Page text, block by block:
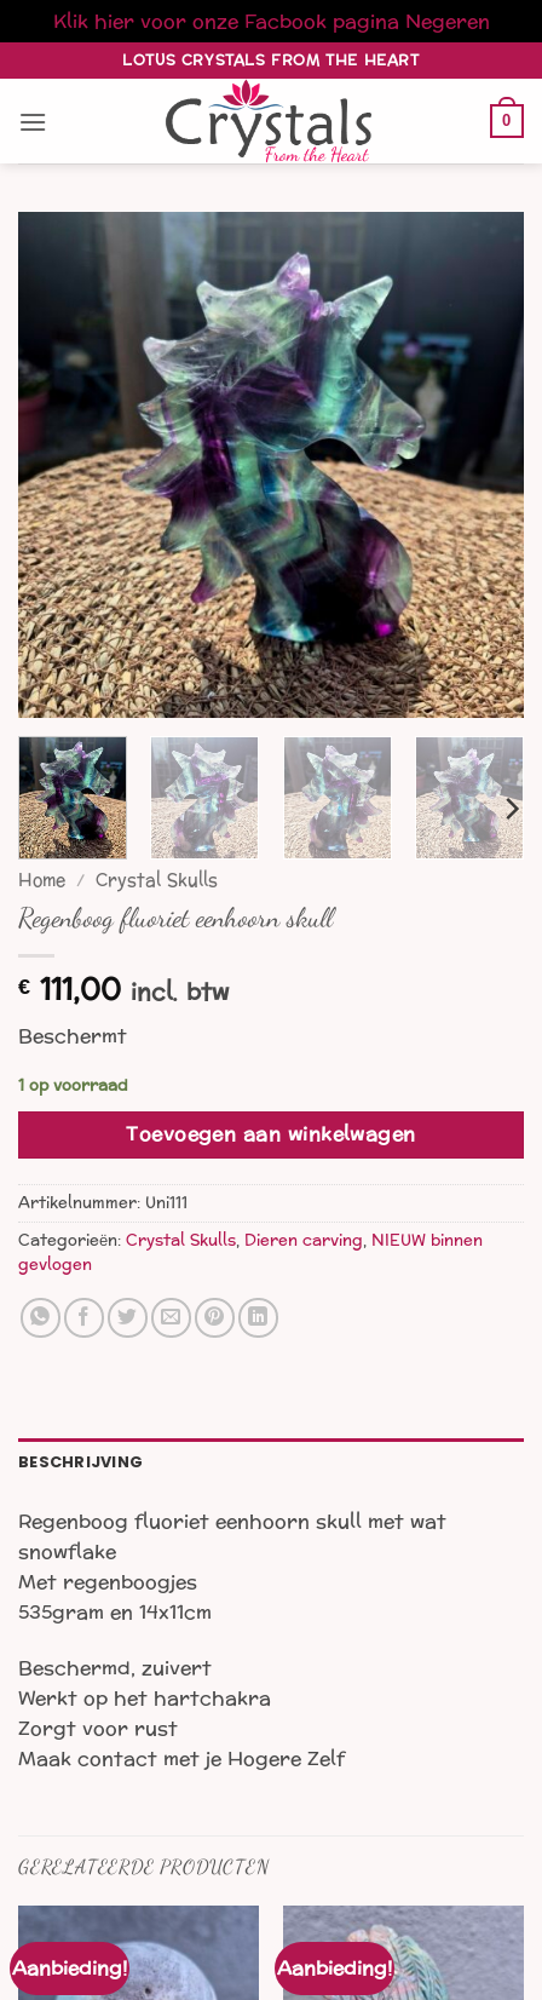
Klik hier voor onze Facbook pagina Negeren
naar
inhoud
LOTUS CRYSTALS FROM THE HEART
0
Home / Crystal Skulls
Regenboog fluoriet eenhoorn skull
€ 111,00 incl. btw
Beschermt
1 op voorraad
Toevoegen aan winkelwagen
Artikelnummer: Uni111
Categorieën:Crystal Skulls, Dieren carving, NIEUW binnen
gevlogen
BESCHRIJVING
Regenboog fluoriet eenhoorn skull met wat
snowflake
Met regenboogjes
535gram en 14x11cm
Beschermd, zuivert
Werkt op het hartchakra
Zorgt voor rust
Maak contact met je Hogere Zelf
GERELATEERDE PRODUCTEN
Aanbieding! Aanbieding!